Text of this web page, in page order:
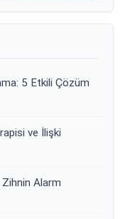
5 Etkili Çözüm
ve İlişki
Zihnin Alarm